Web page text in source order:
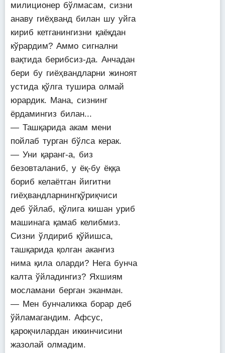
милиционер бўлмасам, сизни
анаву гиёҳванд билан шу уйга
кириб кетганингизни қаёқдан
кўрардим? Аммо сигнални
вақтида берибсиз-да. Анчадан
бери бу гиёҳвандларни жиноят
устида қўлга тушира олмай
юрардик. Мана, сизнинг
ёрдамингиз билан...
— Ташқарида акам мени
пойлаб турган бўлса керак.
— Уни қаранг-а, биз
безовталаниб, у ёқ-бу ёққа
бориб келаётган йигитни
гиёҳвандларнингқўриқчиси
деб ўйлаб, қўлига кишан уриб
машинага қамаб келибмиз.
Сизни ўлдириб қўйишса,
ташқарида қолган акангиз
нима қила оларди? Нега бунча
калта ўйладингиз? Яхшиям
мосламани берган эканман.
— Мен бунчаликка борар деб
ўйламагандим. Афсус,
қароқчилардан иккинчисини
жазолай олмадим.